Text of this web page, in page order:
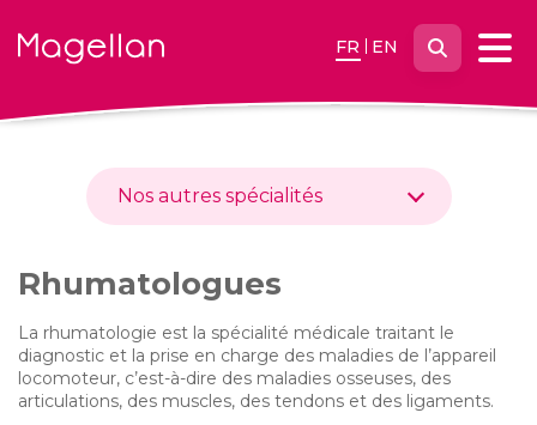
Page
d'accueil
centre
FR EN
Nos autres spécialités
Rhumatologues
La rhumatologie est la spécialité médicale traitant le
diagnostic et la prise en charge des maladies de l’appareil
locomoteur, c’est-à-dire des maladies osseuses, des
articulations, des muscles, des tendons et des ligaments.